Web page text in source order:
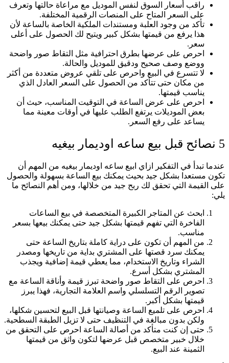
راقب أسعار السوق لنفس الموديل مع مراعاة حالتها وتعرف
على السعر المتاح على المنصات الرقمية المختلفة.
تأكد من وجود العلبة ومستندات الملكية الخاصة بالساعة لأن
هذا يرفع من قيمتها بشكل كبير ويتيح لك الحصول على أعلى
سعر.
احرص على عرضها بطرق احترافية مثل التقاط صور واضحة
ووضع وصف صحيح ودقيق للموديل والحالة.
لا تتسرع في البيع واحرص على تلقي عروض متعددة من أكثر
من مكان حتى تتأكد من الحصول على السعر العادل الذي
يناسب قيمتها.
احرص على عرض الساعة في التوقيت المناسب، حيث أن
بعض الموديلات يرتفع الطلب عليها في أوقات معينة مما
يساعد على رفع السعر.
5 نصائح قبل بيع ساعه اوديمار بيغيه
عندما تبدأ في التفكير ازاي ابيع ساعه اوديمار بيغيه من المهم أن
تكون مستعدا بشكل جيد بحيث يمكنك بيع الساعة بسهولة والحصول
على القيمة التي تحقق لك ربح جيد من خلالها، ومن أهم النصائح ما
يلي:
ابحث عن المتاجر الكبيرة المتخصصة في بيع الساعات
الفاخرة التي تفهم قيمتها بشكل جيد حتى يمكنك بيعها بسعر
مناسب.
من المهم أن تكون على دراية كاملة بتاريخ الساعة حتى
يمكنك سرد قصتها على المشتري بداية من تاريخها ومصدر
الشراء وتاريخ الاستخدام، مما يعطي قيمة إضافية ويجذب
المشتري بشكل أسرع.
احرص على التقاط صور واضحة تبرز قيمة وأناقة الساعة مع
تصوير الرقم التسلسلي واسم العلامة التجارية، فهذا يبرز
قيمتها بشكل أكبر.
احرص على تلميع الساعة وصيانتها قبل البيع لتحسين شكلها،
ولكن بدون مبالغة في التنظيف حتى لا تزيل الطبقة السطحية.
حتى إن كنت متأكد من أصالة الساعة احرص على التحقق من
خلال خبير متخصص قبل عرضها لتكون واثق من قيمتها
الثمينة عند البيع.